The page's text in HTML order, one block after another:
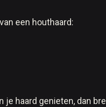
een houthaard:
haard genieten, dan